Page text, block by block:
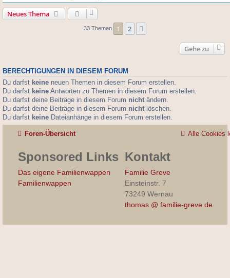
Neues Thema
33 Themen 1 2
Gehe zu
BERECHTIGUNGEN IN DIESEM FORUM
Du darfst keine neuen Themen in diesem Forum erstellen.
Du darfst keine Antworten zu Themen in diesem Forum erstellen.
Du darfst deine Beiträge in diesem Forum nicht ändern.
Du darfst deine Beiträge in diesem Forum nicht löschen.
Du darfst keine Dateianhänge in diesem Forum erstellen.
Foren-Übersicht Alle Cookies
Sponsored Links
Das eigene Familienwappen
Familienwappen
Kontakt
Familie Greve
Einsteinstr. 7
73249 Wernau
thomas @ familie-greve.de